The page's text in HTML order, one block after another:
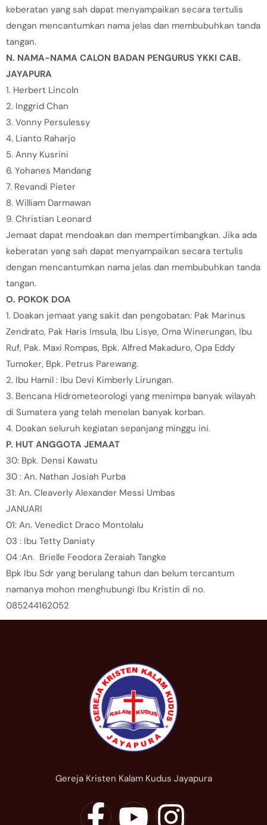
keberatan yang sah dapat menyampaikan secara tertulis
dengan mencantumkan nama jelas dan membubuhkan tanda
tangan.
N. NAMA-NAMA CALON BADAN PENGURUS YKKI CAB.
JAYAPURA
1. Herbert Lincoln
2. Inggrid Chan
3. Vonny Persulessy
4. Lianto Raharjo
5. Anny Kusrini
6. Yohanes Mandang
7. Revandi Pieter
8. William Darmawan
9. Christian Leonard
Jemaat dapat mendoakan dan mempertimbangkan. Jika ada
keberatan yang sah dapat menyampaikan secara tertulis
dengan mencantumkan nama jelas dan membubuhkan tanda
tangan.
O. POKOK DOA
1. Doakan jemaat yang sakit dan pengobatan: Pak Marinus
Zendrato, Pak Haris Imsula, Ibu Lisye, Oma Winerungan, Ibu
Ruf, Pak. Maxi Rompas, Bpk. Alfred Makaduro, Opa Eddy
Tumoker, Bpk. Petrus Parewang.
2. Ibu Hamil : Ibu Devi Kimberly Lirungan.
3. Bencana Hidrometeorologi yang menimpa banyak wilayah
di Sumatera yang telah menelan banyak korban.
4. Doakan seluruh kegiatan sepanjang minggu ini.
P. HUT ANGGOTA JEMAAT
30: Bpk. Densi Kawatu
30 : An. Nathan Josiah Purba
31: An. Cleaverly Alexander Messi Umbas
JANUARI
01: An. Venedict Draco Montolalu
03 : Ibu Tetty Daniaty
04 :An. Brielle Feodora Zeraiah Tangke
Bpk Ibu Sdr yang berulang tahun dan belum tercantum
namanya mohon menghubungi Ibu Kristin di no.
085244162052
Gereja Kristen Kalam Kudus Jayapura